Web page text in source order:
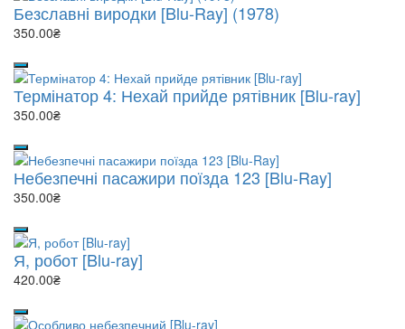
Безславні виродки [Blu-Ray] (1978)
350.00₴
Термінатор 4: Нехай прийде рятівник [Blu-ray]
350.00₴
Небезпечні пасажири поїзда 123 [Blu-Ray]
350.00₴
Я, робот [Blu-ray]
420.00₴